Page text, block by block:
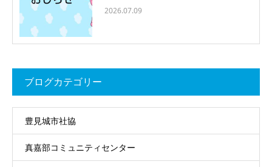
2026.07.09
ブログカテゴリー
豊見城市社協
真嘉部コミュニティセンター